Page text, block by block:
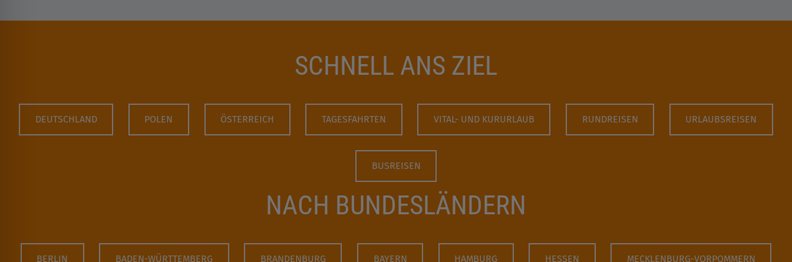
SCHNELL ANS ZIEL
DEUTSCHLAND POLEN ÖSTERREICH TAGESFAHRTEN VITAL- UND KURURLAUB RUNDREISEN URLAUBSREISEN
BUSREISEN
NACH BUNDESLÄNDERN
BERLIN BADEN-WÜRTTEMBERG BRANDENBURG BAYERN HAMBURG HESSEN MECKLENBURG-VORPOMMERN